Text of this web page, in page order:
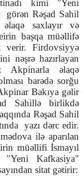
kimi "Yeni
görən Rəşad Sahil
saxlayır və
başqa müəllifə
verir. Firdovsiyyə
nəşrə hazırlayan
Akpinarla əlaqə
barədə sorğu
Bakıya gəlir
Sahillə birlikdə
Rəşad Sahil
yazı dərc edir.
ilə aparılan
müəllifi İsmayıl
"Yeni Kafkasiya"
sitat gətirir: